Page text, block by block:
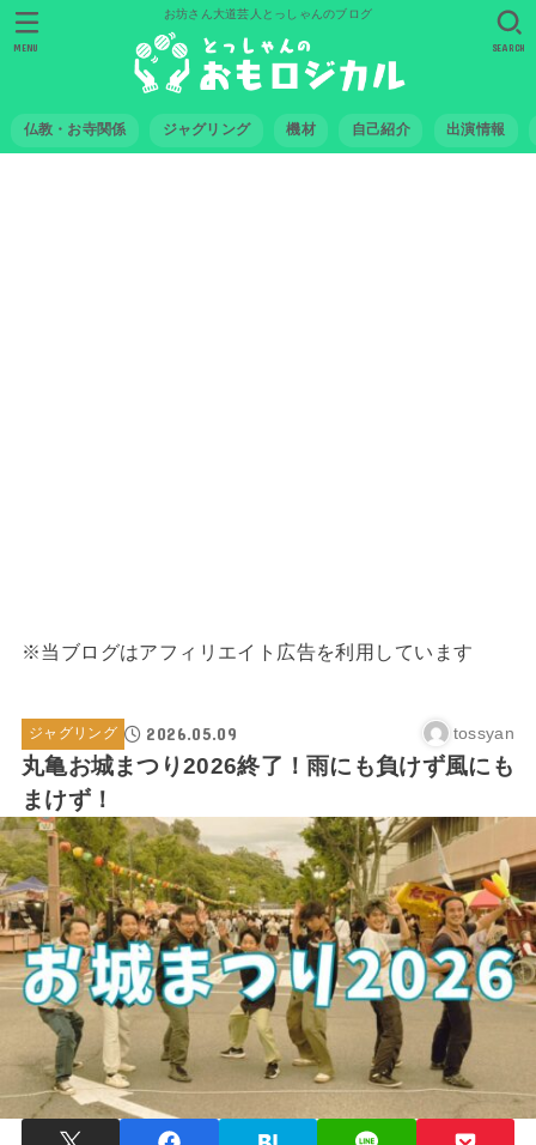
お坊さん大道芸人とっしゃんのブログ
仏教・お寺関係 ジャグリング 機材 自己紹介 出演情報
SEARCH
MENU
※当ブログはアフィリエイト広告を利用しています
ジャグリング 2026.05.09 tossyan
丸亀お城まつり2026終了！雨にも負けず風にも
まけず！